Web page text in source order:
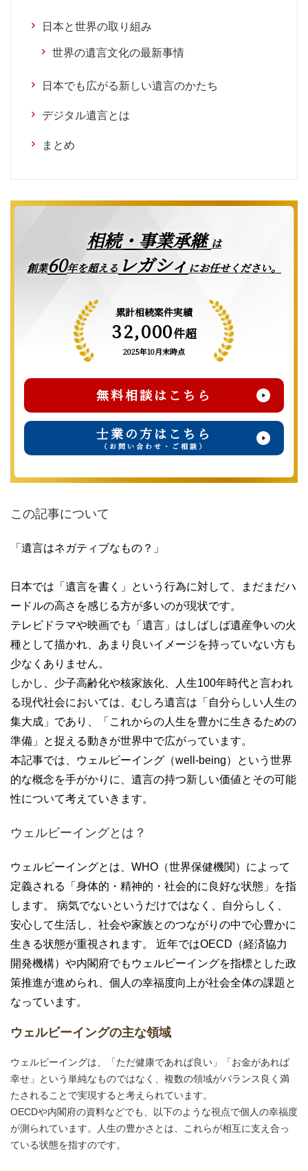
日本と世界の取り組み
世界の遺言文化の最新事情
日本でも広がる新しい遺言のかたち
デジタル遺言とは
まとめ
相続・事業承継は
創業60年を超える レガシィ にお任せください。
累計相続案件実績
32,000件超
2025年10月末時点
無料相談はこちら
士業の方はこちら
（お問い合わせ・ご相談）
この記事について
「遺言はネガティブなもの？」
日本では「遺言を書く」という行為に対して、まだまだハ
ードルの高さを感じる方が多いのが現状です。
テレビドラマや映画でも「遺言」はしばしば遺産争いの火
種として描かれ、あまり良いイメージを持っていない方も
少なくありません。
しかし、少子高齢化や核家族化、人生100年時代と言われ
る現代社会においては、むしろ遺言は「自分らしい人生の
集大成」であり、「これからの人生を豊かに生きるための
準備」と捉える動きが世界中で広がっています。
本記事では、ウェルビーイング（well-being）という世界
的な概念を手がかりに、遺言の持つ新しい価値とその可能
性について考えていきます。
ウェルビーイングとは？
ウェルビーイングとは、WHO（世界保健機関）によって
定義される「身体的・精神的・社会的に良好な状態」を指
します。 病気でないというだけではなく、自分らしく、
安心して生活し、社会や家族とのつながりの中で心豊かに
生きる状態が重視されます。 近年ではOECD（経済協力
開発機構）や内閣府でもウェルビーイングを指標とした政
策推進が進められ、個人の幸福度向上が社会全体の課題と
なっています。
ウェルビーイングの主な領域
ウェルビーイングは、「ただ健康であれば良い」「お金があれば
幸せ」という単純なものではなく、複数の領域がバランス良く満
たされることで実現すると考えられています。
OECDや内閣府の資料などでも、以下のような視点で個人の幸福度
が測られています。人生の豊かさとは、これらが相互に支え合っ
ている状態を指すのです。